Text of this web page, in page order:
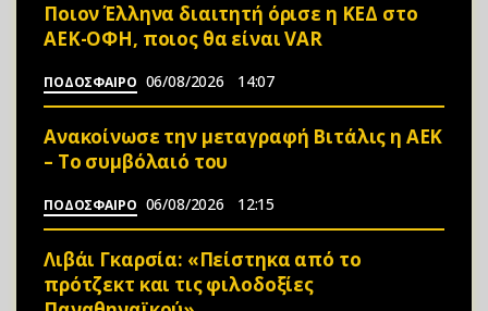
Ποιον Έλληνα διαιτητή όρισε η ΚΕΔ στο
ΑΕΚ-ΟΦΗ, ποιος θα είναι VAR
ΠΟΔΟΣΦΑΙΡΟ 06/08/2026 14:07
Ανακοίνωσε την μεταγραφή Βιτάλις η ΑΕΚ
– Το συμβόλαιό του
ΠΟΔΟΣΦΑΙΡΟ 06/08/2026 12:15
Λιβάι Γκαρσία: «Πείστηκα από το
πρότζεκτ και τις φιλοδοξίες